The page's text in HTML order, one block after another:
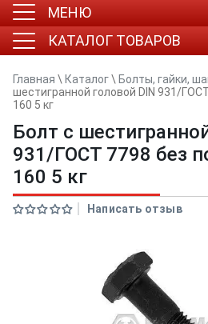
МЕНЮ
КАТАЛОГ ТОВАРОВ
Главная \ Каталог\ Болты, гайки,
шестигранной головой DIN 931/
160 5 кг
Болт с
931/ГОСТ 7798 без
160 5 кг
Написать отзыв